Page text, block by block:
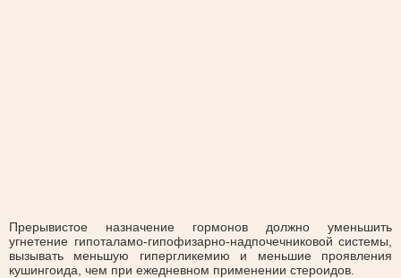
Прерывистое назначение гормонов должно уменьшить
угнетение гипоталамо-гипофизарно-надпочечниковой системы,
вызывать меньшую гипергликемию и меньшие проявления
кушингоида, чем при ежедневном применении стероидов.